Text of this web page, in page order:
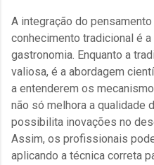
A integração do
conhecimento tradicional é
gastronomia. Enquanto a
valiosa, é a abordagem
a entenderem os
não só melhora a qualidade
possibilita inovações no
Assim, os profissionais
aplicando a técnica correta